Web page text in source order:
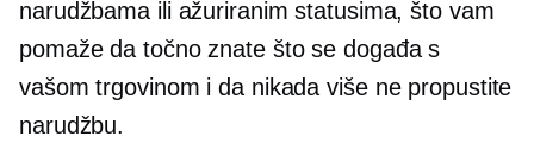
narudžbama ili ažuriranim statusima, što vam
pomaže da točno znate što se događa s
vašom trgovinom i da nikada više ne propustite
narudžbu.